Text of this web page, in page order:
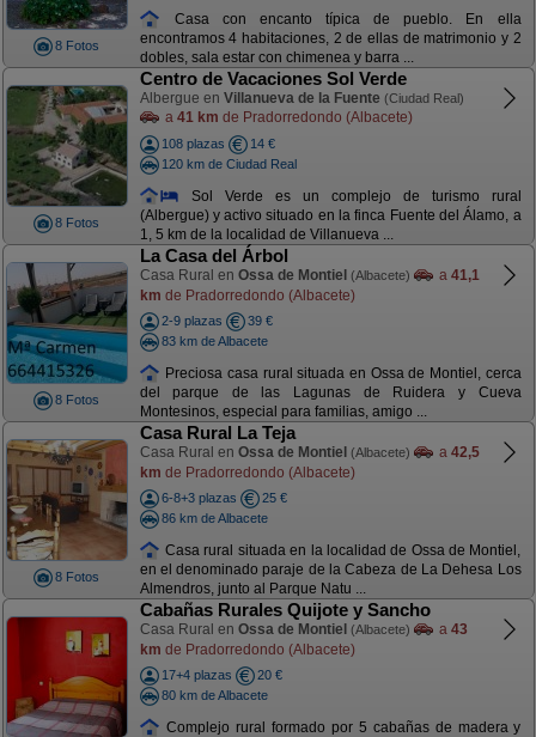
8 Fotos
Casa con encanto típica de pueblo. En ella
encontramos 4 habitaciones, 2 de ellas de matrimonio y 2
dobles, sala estar con chimenea y barra ...
8 Fotos
Centro de Vacaciones Sol Verde
Albergue en Villanueva de la Fuente (Ciudad Real)
a 41 km de Pradorredondo (Albacete)
108 plazas
14 €
120 km de Ciudad Real
Sol Verde es un complejo de turismo rural
(Albergue) y activo situado en la finca Fuente del Álamo, a
1, 5 km de la localidad de Villanueva ...
8 Fotos
La Casa del Árbol
Casa Rural en Ossa de Montiel (Albacete) a 41,1
km de Pradorredondo (Albacete)
2-9 plazas
39 €
83 km de Albacete
Preciosa casa rural situada en Ossa de Montiel, cerca
del parque de las Lagunas de Ruidera y Cueva
Montesinos, especial para familias, amigo ...
8 Fotos
Casa Rural La Teja
Casa Rural en Ossa de Montiel (Albacete) a 42,5
km de Pradorredondo (Albacete)
6-8+3 plazas
25 €
86 km de Albacete
Casa rural situada en la localidad de Ossa de Montiel,
en el denominado paraje de la Cabeza de La Dehesa Los
Almendros, junto al Parque Natu ...
Cabañas Rurales Quijote y Sancho
Casa Rural en Ossa de Montiel (Albacete) a 43
km de Pradorredondo (Albacete)
17+4 plazas
20 €
80 km de Albacete
Complejo rural formado por 5 cabañas de madera y